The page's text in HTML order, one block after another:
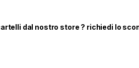
dal nostro store ? richiedi lo